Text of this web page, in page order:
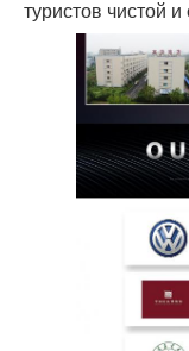
туристов чистой